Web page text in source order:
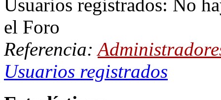
Usuarios registrados: No
el Foro
Referencia:
Usuarios registrados